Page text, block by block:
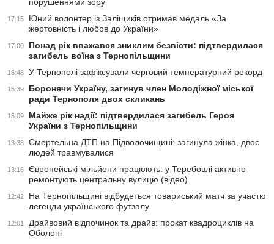
порушеннями зору
17:15
Юний волонтер із Заліщиків отримав медаль «За
жертовність і любов до України»
17:00
Понад рік вважався зниклим безвісти: підтвердилася
загибель воїна з Тернопільщини
16:48 У Тернополі зафіксували черговий температурний рекорд
15:39
Боронячи Україну, загинув член Молодіжної міської
ради Тернополя двох скликань
15:09
Майже рік надії: підтвердилася загибель Героя
України з Тернопільщини
13:38
Смертельна ДТП на Підволочищині: загинула жінка, двоє
людей травмувалися
13:16
Європейські мільйони працюють: у Теребовлі активно
ремонтують центральну вулицю (відео)
12:42
На Тернопільщині відбудеться товариський матч за участю
легенди українського футзалу
12:01
Драйвовий відпочинок та драйв: прокат квадроциклів на
Оболоні